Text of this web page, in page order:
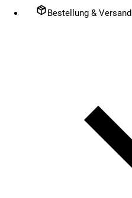
Bestellung & Versand